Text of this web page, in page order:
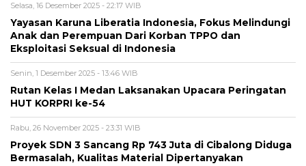
Selasa, 16 Desember 2025 - 22:17 WIB
Yayasan Karuna Liberatia Indonesia, Fokus Melindungi
Anak dan Perempuan Dari Korban TPPO dan
Eksploitasi Seksual di Indonesia
Senin, 1 Desember 2025 - 13:46 WIB
Rutan Kelas I Medan Laksanakan Upacara Peringatan
HUT KORPRI ke-54
Rabu, 26 November 2025 - 23:31 WIB
Proyek SDN 3 Sancang Rp 743 Juta di Cibalong Diduga
Bermasalah, Kualitas Material Dipertanyakan